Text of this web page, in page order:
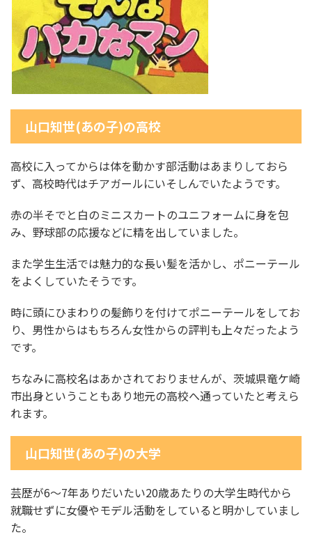
山口知世(あの子)の高校
高校に入ってからは体を動かす部活動はあまりしておら
ず、高校時代はチアガールにいそしんでいたようです。
赤の半そでと白のミニスカートのユニフォームに身を包
み、野球部の応援などに精を出していました。
また学生生活では魅力的な長い髪を活かし、ポニーテール
をよくしていたそうです。
時に頭にひまわりの髪飾りを付けてポニーテールをしてお
り、男性からはもちろん女性からの評判も上々だったよう
です。
ちなみに高校名はあかされておりませんが、茨城県竜ケ崎
市出身ということもあり地元の高校へ通っていたと考えら
れます。
山口知世(あの子)の大学
芸歴が6～7年ありだいたい20歳あたりの大学生時代から
就職せずに女優やモデル活動をしていると明かしていまし
た。